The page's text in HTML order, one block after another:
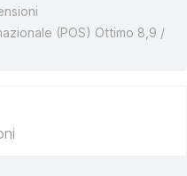
(POS) Ottimo 8,9 /